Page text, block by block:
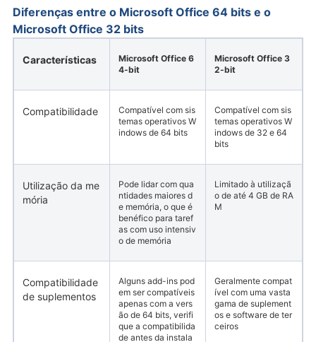
Diferenças entre o Microsoft Office 64 bits e o
Microsoft Office 32 bits
Características
Microsoft Office 6
4-bit
Microsoft Office 3
2-bit
Compatibilidade
Compatível com sis
temas operativos W
indows de 64 bits
Compatível com sis
temas operativos W
indows de 32 e 64
bits
Utilização da me
mória
Pode lidar com qua
ntidades maiores d
e memória, o que é
benéfico para taref
as com uso intensiv
o de memória
Limitado à utilizaçã
o de até 4 GB de RA
M
Compatibilidade
de suplementos
Alguns add-ins pod
em ser compatíveis
apenas com a vers
ão de 64 bits, verifi
que a compatibilida
de antes da instala
Geralmente compat
ível com uma vasta
gama de suplement
os e software de ter
ceiros